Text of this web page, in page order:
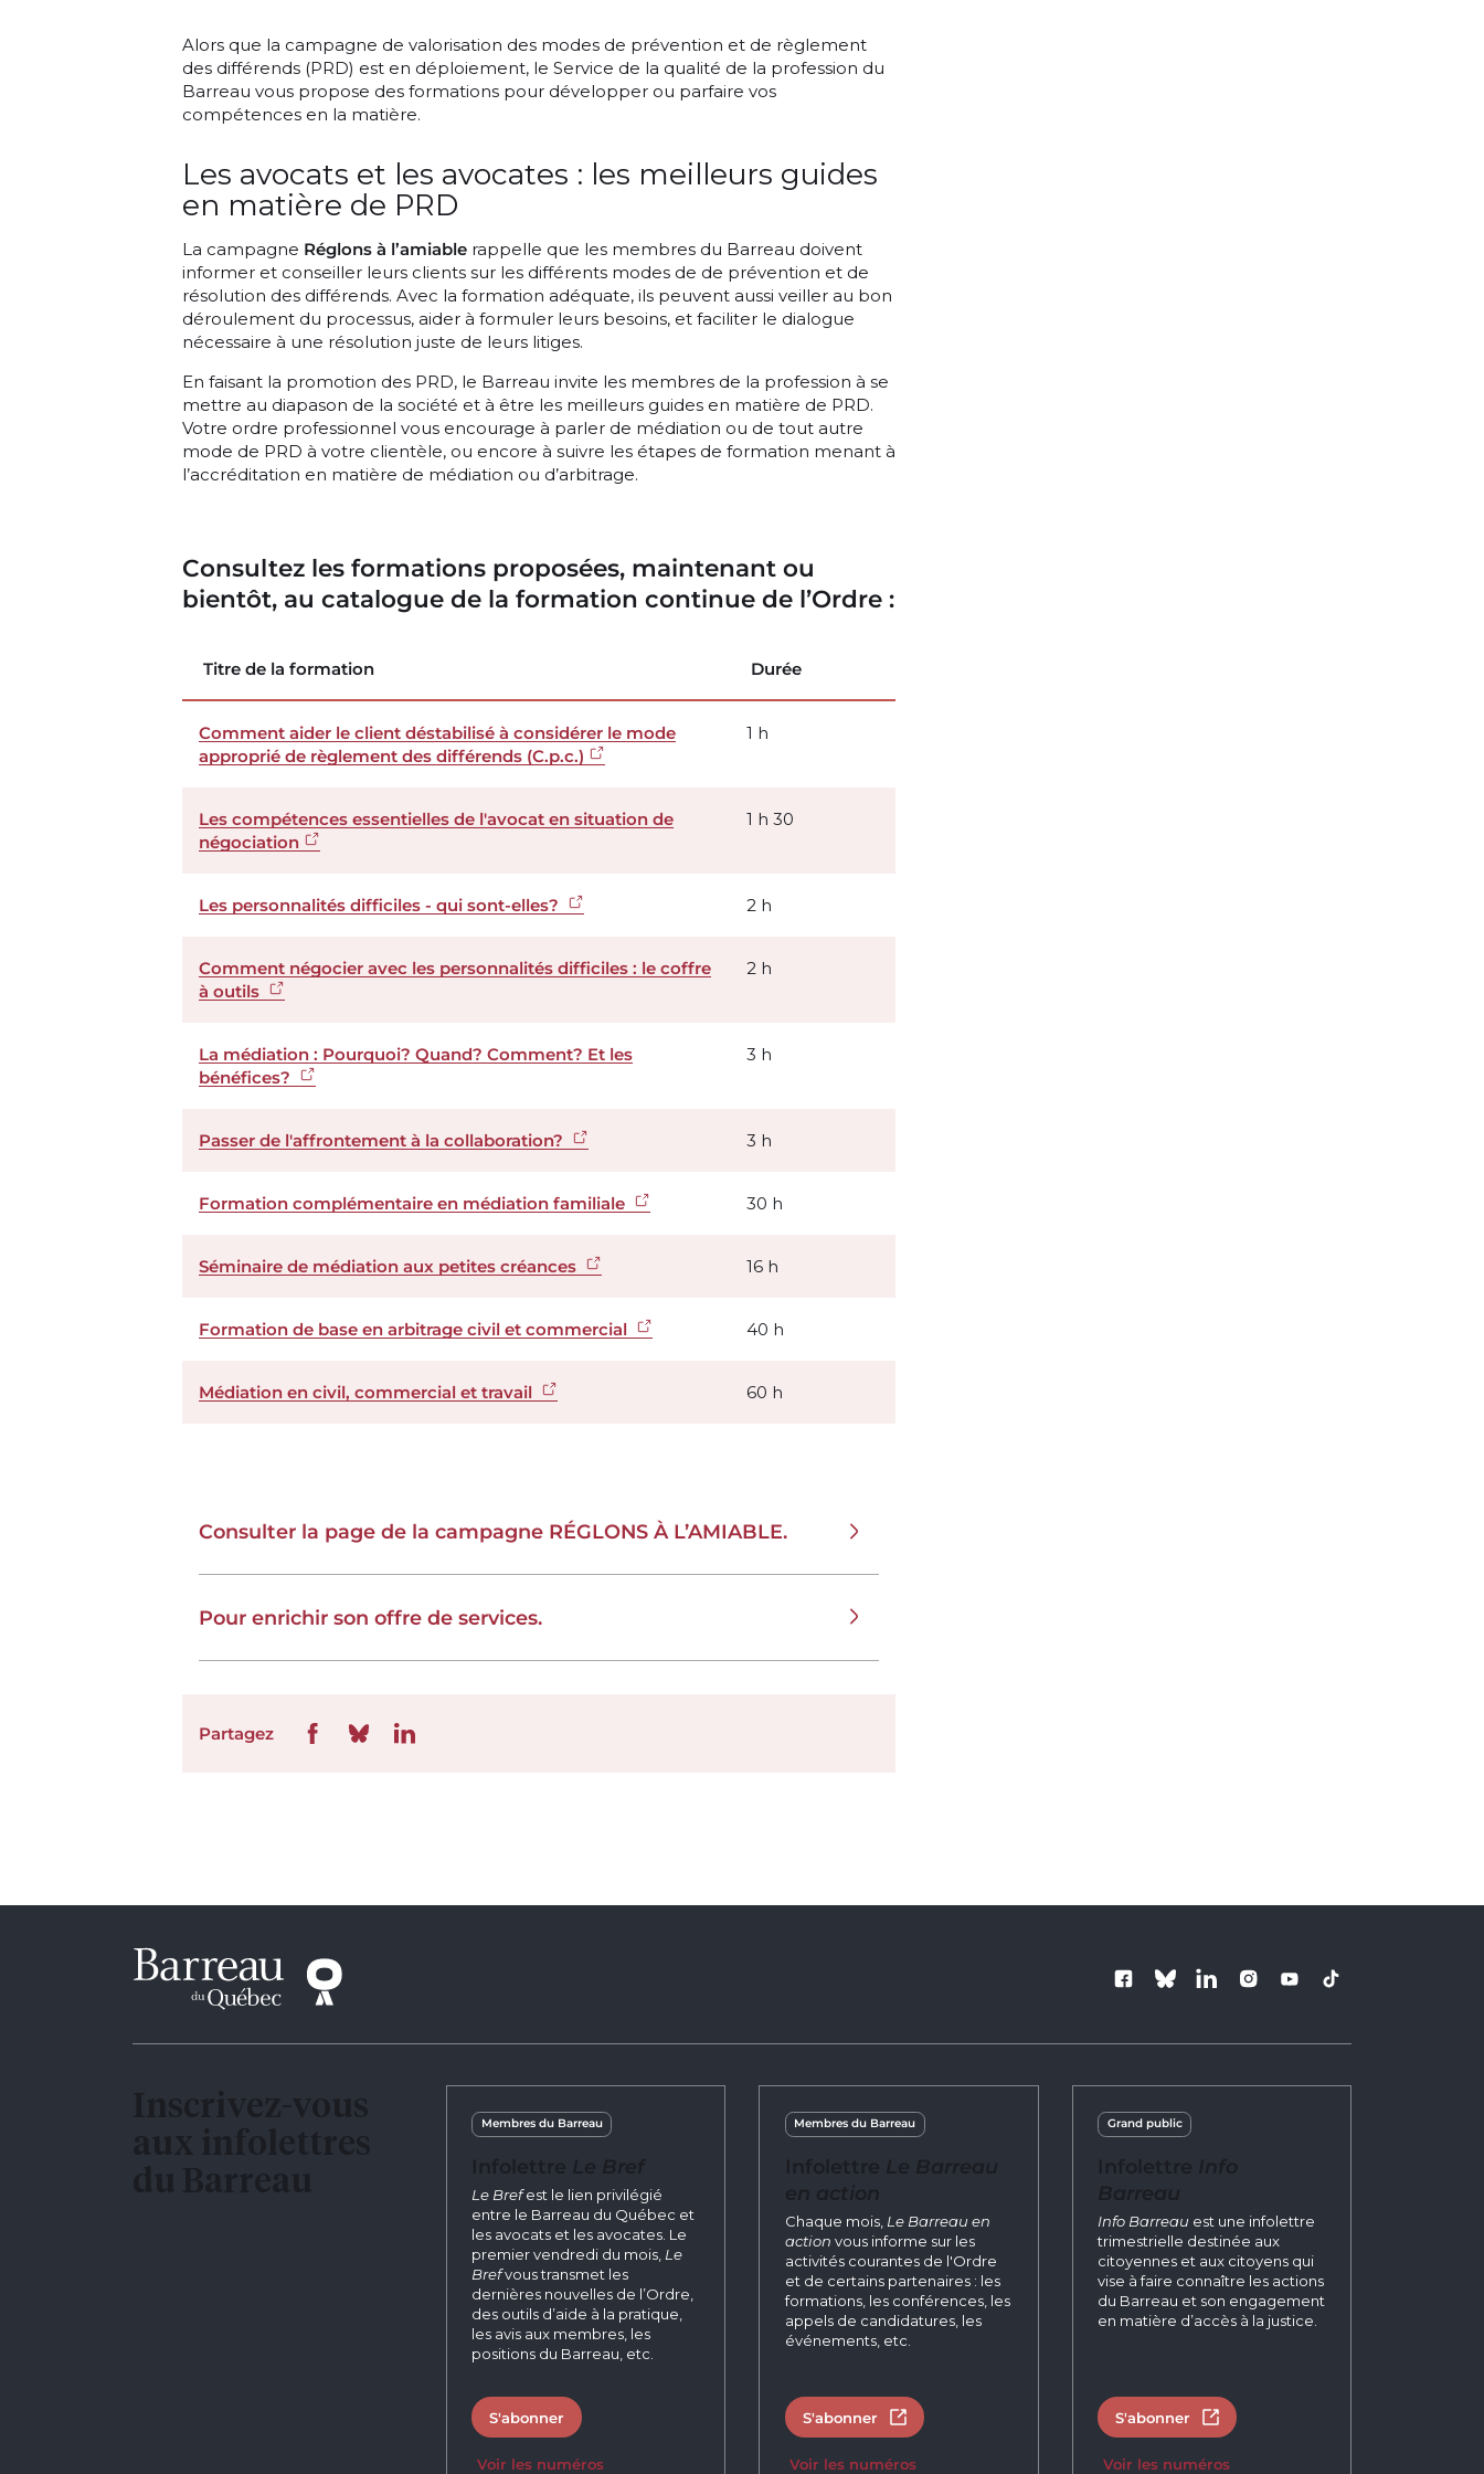
Alors que la campagne de valorisation des modes de prévention et de règlement
des différends (PRD) est en déploiement, le Service de la qualité de la profession du
Barreau vous propose des formations pour développer ou parfaire vos
compétences en la matière.
Les avocats et les avocates : les meilleurs guides
en matière de PRD
La campagne Réglons à l’amiable rappelle que les membres du Barreau doivent
informer et conseiller leurs clients sur les différents modes de de prévention et de
résolution des différends. Avec la formation adéquate, ils peuvent aussi veiller au bon
déroulement du processus, aider à formuler leurs besoins, et faciliter le dialogue
nécessaire à une résolution juste de leurs litiges.
En faisant la promotion des PRD, le Barreau invite les membres de la profession à se
mettre au diapason de la société et à être les meilleurs guides en matière de PRD.
Votre ordre professionnel vous encourage à parler de médiation ou de tout autre
mode de PRD à votre clientèle, ou encore à suivre les étapes de formation menant à
l’accréditation en matière de médiation ou d’arbitrage.
Consultez les formations proposées, maintenant ou
bientôt, au catalogue de la formation continue de l’Ordre :
Titre de la formation Durée
Comment aider le client déstabilisé à considérer le mode
approprié de règlement des différends (C.p.c.)
1 h
Les compétences essentielles de l'avocat en situation de
négociation
1 h 30
Les personnalités difficiles - qui sont-elles? 2 h
Comment négocier avec les personnalités difficiles : le coffre
à outils
2 h
La médiation : Pourquoi? Quand? Comment? Et les
bénéfices?
3 h
Passer de l'affrontement à la collaboration? 3 h
Formation complémentaire en médiation familiale 30 h
Séminaire de médiation aux petites créances 16 h
Formation de base en arbitrage civil et commercial 40 h
Médiation en civil, commercial et travail 60 h
Consulter la page de la campagne RÉGLONS À L’AMIABLE.
Pour enrichir son offre de services.
Partagez
Membres du Barreau
Le Brefest le lien privilégié
entre le Barreau du Québec et
les avocats et les avocates. Le
premier vendredi du mois, Le
Brefvous transmet les
dernières nouvelles de l’Ordre,
des outils d’aide à la pratique,
les avis aux membres, les
positions du Barreau, etc.
S'abonner
Voir les numéros
Membres du Barreau
Chaque mois, Le Barreau en
action vous informe sur les
activités courantes de l'Ordre
et de certains partenaires : les
formations, les conférences, les
appels de candidatures, les
événements, etc.
S'abonner Ouvrir dans un nouvel onglet
Voir les numéros
Grand public
Info Barreau est une infolettre
trimestrielle destinée aux
citoyennes et aux citoyens qui
vise à faire connaître les actions
du Barreau et son engagement
en matière d’accès à la justice.
S'abonner Ouvrir dans un nouvel onglet
Voir les numéros